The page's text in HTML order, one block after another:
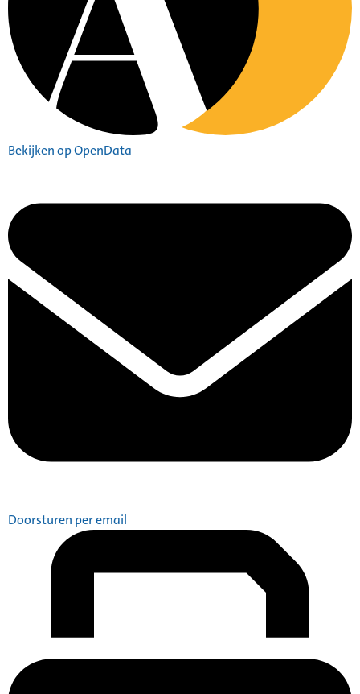
Bekijken op OpenData
Doorsturen per email